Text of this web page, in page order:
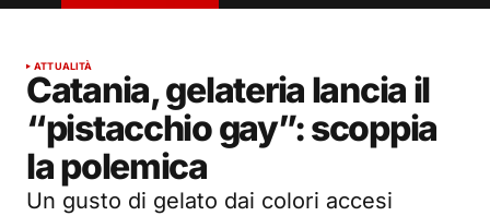
ATTUALITÀ
Catania, gelateria lancia il
“pistacchio gay”: scoppia
la polemica
Un gusto di gelato dai colori accesi